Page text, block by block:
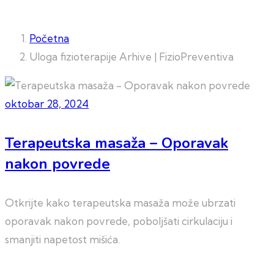
Početna
Uloga fizioterapije Arhive | FizioPreventiva
oktobar 28, 2024
Terapeutska masaža – Oporavak
nakon povrede
Otkrijte kako terapeutska masaža može ubrzati
oporavak nakon povrede, poboljšati cirkulaciju i
smanjiti napetost mišića.